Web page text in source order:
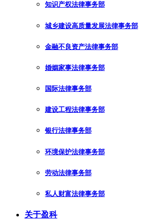
知识产权法律事务部
城乡建设高质量发展法律事务部
金融不良资产法律事务部
婚姻家事法律事务部
国际法律事务部
建设工程法律事务部
银行法律事务部
环境保护法律事务部
劳动法律事务部
私人财富法律事务部
关于盈科